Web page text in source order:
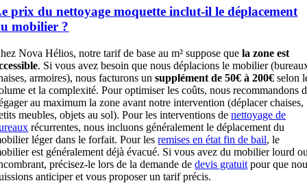
prix du nettoyage moquette inclut-il le déplacement
mobilier ?
Nova Hélios, notre tarif de base au m² suppose quela zone est
. Si vous avez besoin que nous déplacions le mobilier
armoires), nous facturons unsupplément de 50€ à 200€ selon
et la complexité. Pour optimiser les coûts, nous recommandons
au maximum la zone avant notre intervention (déplacer chaises,
meubles, objets au sol). Pour les interventions denettoyage de
récurrentes, nous incluons généralement le déplacement du
léger dans le forfait. Pour lesremises en état fin de bail, le
est généralement déjà évacué. Si vous avez du mobilier lourd
précisez-le lors de la demande dedevis gratuit pour que
anticiper et vous proposer un tarif précis.